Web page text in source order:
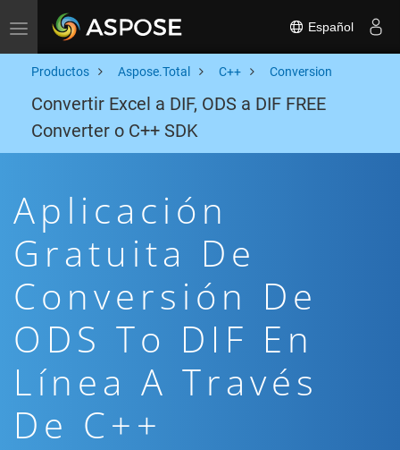
Toggle navigation Español
Productos Aspose.Total C++ Conversion
Convertir Excel a DIF, ODS a DIF FREE
Converter o C++ SDK
Aplicación
Gratuita De
Conversión De
ODS To DIF En
Línea A Través
De C++